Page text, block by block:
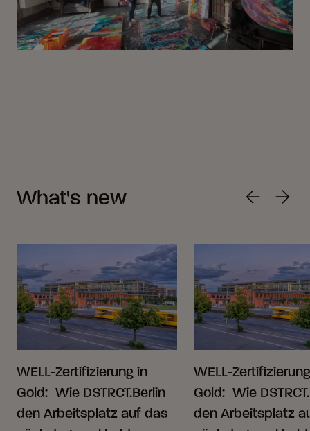
What's new
WELL-Zertifizierung in
Gold: Wie DSTRCT.Berlin
den Arbeitsplatz auf das
WELL-
Gold: Wie
den Arbeitsplatz